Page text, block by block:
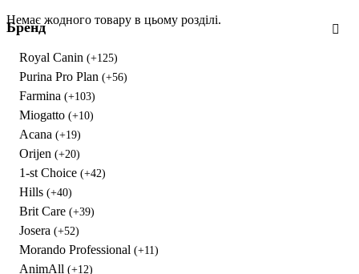
Немає жодного товару в цьому розділі.
Бренд
Royal Canin (+125)
Purina Pro Plan (+56)
Farmina (+103)
Miogatto (+10)
Acana (+19)
Orijen (+20)
1-st Choice (+42)
Hills (+40)
Brit Care (+39)
Josera (+52)
Morando Professional (+11)
AnimAll (+12)